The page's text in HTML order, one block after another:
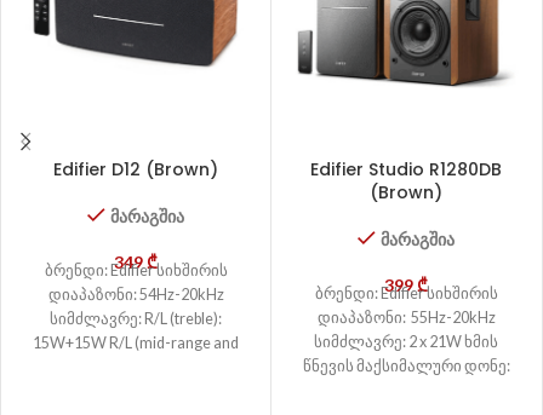
Edifier D12 (Brown)
მარაგშია
349₾
ბრენდი: Edifier სიხშირის
დიაპაზონი: 54Hz-20kHz
სიმძლავრე: R/L (treble):
15W+15W R/L (mid-range and
Edifier Studio R1280DB
(Brown)
მარაგშია
399₾
ბრენდი: Edifier სიხშირის
დიაპაზონი: 55Hz-20kHz
სიმძლავრე: 2 x 21W ხმის
წნევის მაქსიმალური დონე: